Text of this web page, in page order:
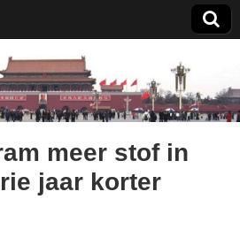
meer stof in
jaar korter